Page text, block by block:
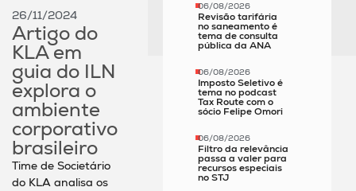
26/11/2024
Artigo do
KLA em
guia do ILN
explora o
ambiente
corporativo
brasileiro
Time de Societário
do KLA analisa os
06/08/2026
Revisão tarifária
no saneamento é
tema de consulta
pública da ANA
06/08/2026
Imposto Seletivo é
tema no podcast
Tax Route com o
sócio Felipe Omori
06/08/2026
Filtro da relevância
passa a valer para
recursos especiais
no STJ